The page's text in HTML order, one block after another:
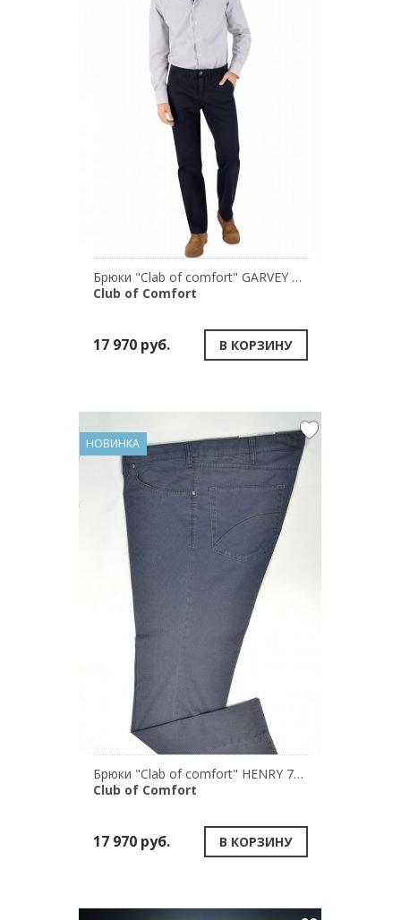
Брюки "Clab of comfort" GARVEY 5107\42-20
Club of Comfort
17 970 руб. В КОРЗИНУ
НОВИНКА
Брюки "Clab of comfort" HENRY 7100\43
Club of Comfort
17 970 руб. В КОРЗИНУ